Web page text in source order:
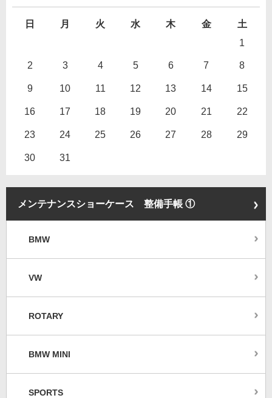
日 月 火 水 木 金
土
1
2 3 4 5 6 7 8
9 10 11 12 13 14 15
16 17 18 19 20 21 22
23 24 25 26 27 28 29
30 31
メンテナンスショーケース 整備手帳 ①
BMW
VW
ROTARY
BMW MINI
SPORTS